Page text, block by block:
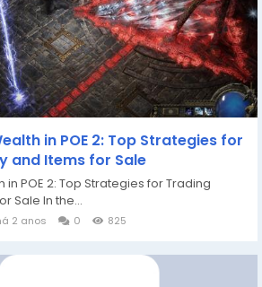
in POE 2: Top Strategies for
and Items for Sale
in POE 2: Top Strategies for Trading
Sale In the...
2 anos 0 825